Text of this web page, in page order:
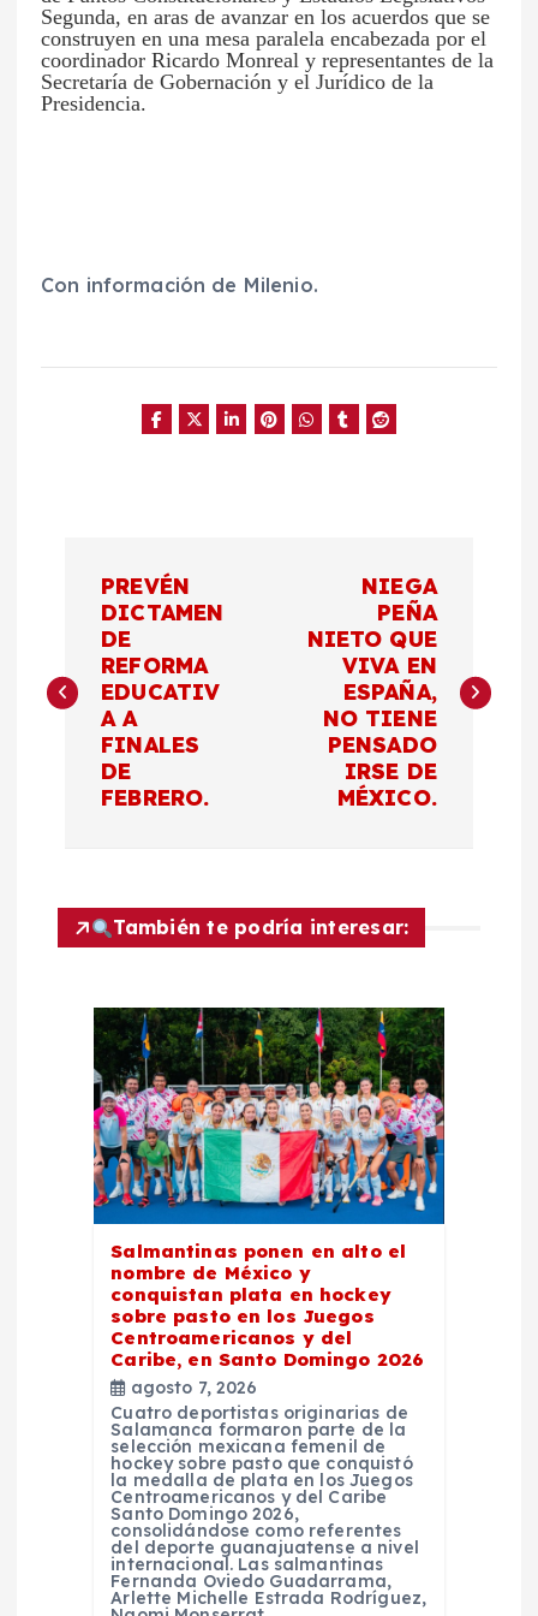
Segunda, en aras de avanzar en los acuerdos que se
construyen en una mesa paralela encabezada por el
coordinador Ricardo Monreal y representantes de la
Secretaría de Gobernación y el Jurídico de la
Presidencia.
Con información de Milenio.
v
c
PREVÉN
DICTAMEN
DE
REFORMA
EDUCATIV
A A
FINALES
DE
FEBRERO.
NIEGA
PEÑA
NIETO QUE
VIVA EN
ESPAÑA,
NO TIENE
PENSADO
IRSE DE
MÉXICO.
También te podría interesar:
Salmantinas ponen en alto el
nombre de México y
conquistan plata en hockey
sobre pasto en los Juegos
Centroamericanos y del
Caribe, en Santo Domingo 2026
agosto 7, 2026
Cuatro deportistas originarias de
Salamanca formaron parte de la
selección mexicana femenil de
hockey sobre pasto que conquistó
la medalla de plata en los Juegos
Centroamericanos y del Caribe
Santo Domingo 2026,
consolidándose como referentes
del deporte guanajuatense a nivel
internacional. Las salmantinas
Fernanda Oviedo Guadarrama,
Arlette Michelle Estrada Rodríguez,